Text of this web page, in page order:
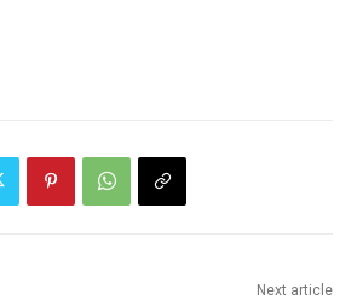
Next article